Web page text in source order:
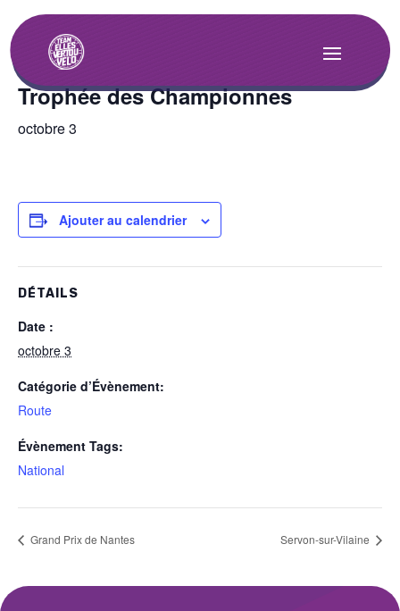
« Tous les Évènements
Trophée des Championnes
octobre 3
Ajouter au calendrier
DÉTAILS
Date :
octobre 3
Catégorie d’Évènement:
Route
Évènement Tags:
National
Grand Prix de Nantes Servon-sur-Vilaine